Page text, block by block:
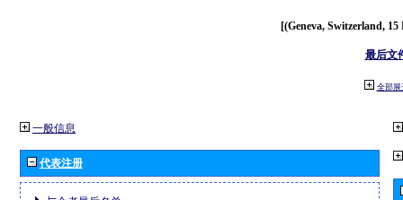
[(Geneva, Switzerland, 15
最后文
全部展
一般信息
代表注册